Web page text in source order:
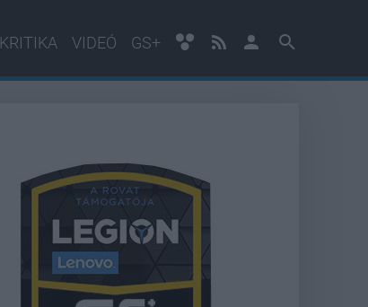
KRITIKA VIDEÓ GS+